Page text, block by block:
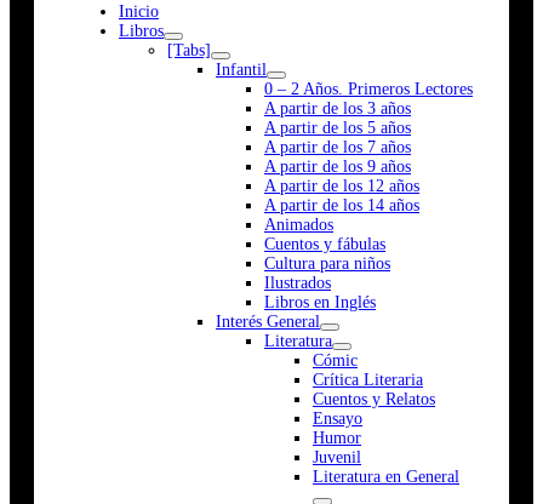
Inicio
Libros
[Tabs]
Infantil
0 – 2 Años. Primeros Lectores
A partir de los 3 años
A partir de los 5 años
A partir de los 7 años
A partir de los 9 años
A partir de los 12 años
A partir de los 14 años
Animados
Cuentos y fábulas
Cultura para niños
Ilustrados
Libros en Inglés
Interés General
Literatura
Cómic
Crítica Literaria
Cuentos y Relatos
Ensayo
Humor
Juvenil
Literatura en General